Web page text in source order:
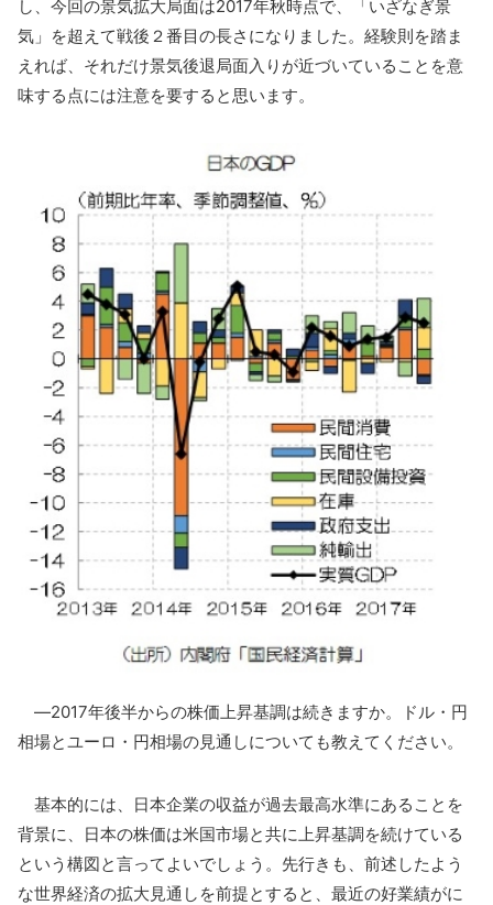
し、今回の景気拡大局面は2017年秋時点で、「いざなぎ景
気」を超えて戦後２番目の長さになりました。経験則を踏ま
えれば、それだけ景気後退局面入りが近づいていることを意
味する点には注意を要すると思います。
―2017年後半からの株価上昇基調は続きますか。ドル・円
相場とユーロ・円相場の見通しについても教えてください。
基本的には、日本企業の収益が過去最高水準にあることを
背景に、日本の株価は米国市場と共に上昇基調を続けている
という構図と言ってよいでしょう。先行きも、前述したよう
な世界経済の拡大見通しを前提とすると、最近の好業績がに